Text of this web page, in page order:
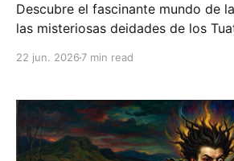
Descubre el fascinante mundo de
las misteriosas deidades de los
artúrica.
22 jun. 2026 7 min read